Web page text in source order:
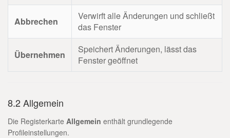
Abbrechen
Verwirft alle Änderungen und schließt
das Fenster
Übernehmen
Speichert Änderungen, lässt das
Fenster geöffnet
8.2 Allgemein
Die Registerkarte Allgemein enthält grundlegende
Profileinstellungen.